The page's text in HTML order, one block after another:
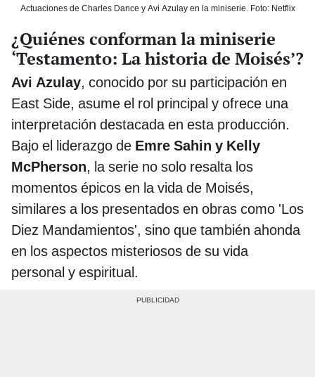
Actuaciones de Charles Dance y Avi Azulay en la miniserie. Foto: Netflix
¿Quiénes conforman la miniserie
‘Testamento: La historia de Moisés’?
Avi Azulay, conocido por su participación en
East Side, asume el rol principal y ofrece una
interpretación destacada en esta producción.
Bajo el liderazgo de Emre Sahin y Kelly
McPherson, la serie no solo resalta los
momentos épicos en la vida de Moisés,
similares a los presentados en obras como 'Los
Diez Mandamientos', sino que también ahonda
en los aspectos misteriosos de su vida
personal y espiritual.